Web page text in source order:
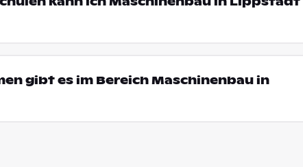
gibt es im Bereich Maschinenbau in